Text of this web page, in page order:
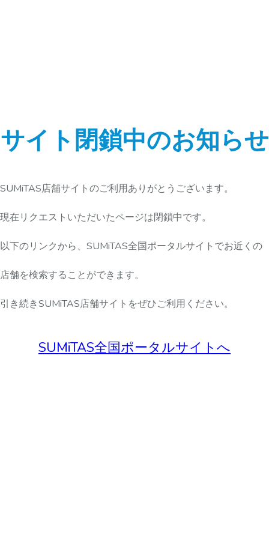
サイト閉鎖中のお知らせ
SUMiTAS店舗サイトのご利用ありがとうございます。
現在リクエストいただいたページは閉鎖中です。
以下のリンクから、SUMiTAS全国ポータルサイトでお近くの
店舗を検索することができます。
引き続きSUMiTAS店舗サイトをぜひご利用ください。
SUMiTAS全国ポータルサイトへ